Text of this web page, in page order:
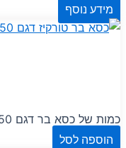
מידע נוסף
כמות של כסא בר דגם 9050 - טורקיז
הוספה לסל